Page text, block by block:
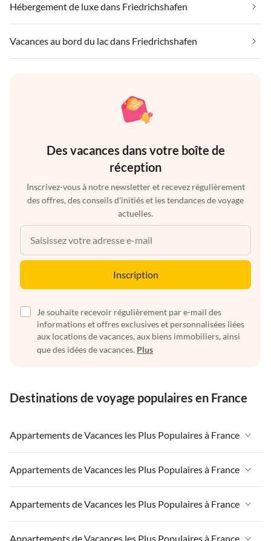
Hébergement de luxe dans Friedrichshafen
Vacances au bord du lac dans Friedrichshafen
Des vacances dans votre boîte de
réception
Inscrivez-vous à notre newsletter et recevez régulièrement
des offres, des conseils d'initiés et les tendances de voyage
actuelles.
Inscription
Je souhaite recevoir régulièrement par e-mail des
informations et offres exclusives et personnalisées liées
aux locations de vacances, aux biens immobiliers, ainsi
que des idées de vacances. Plus
Destinations de voyage populaires en France
Appartements de Vacances les Plus Populaires à France
Appartements de Vacances à France
Appartements de Vacances à Paris-Ile de France
Appartements de Vacances à Paris
Appartements de Vacances les Plus Populaires à France
Appartements de Vacances à France
Appartements de Vacances à Paris-Ile de France
Appartements de Vacances les Plus Populaires à France
Appartements de Vacances à France
Appartements de Vacances les Plus Populaires à France